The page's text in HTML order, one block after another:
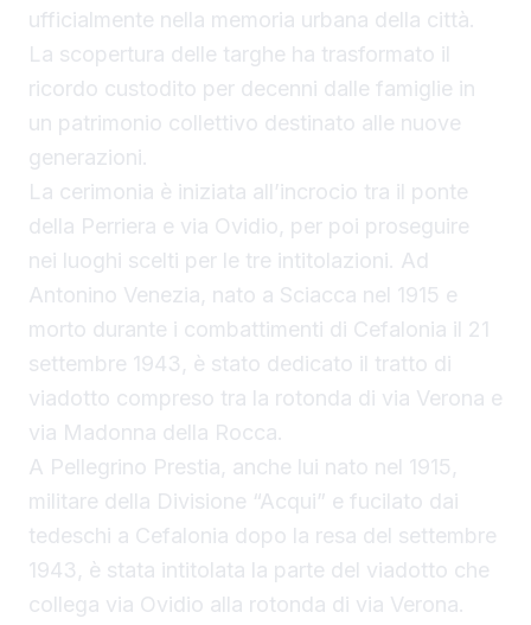
ufficialmente nella memoria urbana della città.
La scopertura delle targhe ha trasformato il
ricordo custodito per decenni dalle famiglie in
un patrimonio collettivo destinato alle nuove
generazioni.
La cerimonia è iniziata all’incrocio tra il ponte
della Perriera e via Ovidio, per poi proseguire
nei luoghi scelti per le tre intitolazioni. Ad
Antonino Venezia, nato a Sciacca nel 1915 e
morto durante i combattimenti di Cefalonia il 21
settembre 1943, è stato dedicato il tratto di
viadotto compreso tra la rotonda di via Verona e
via Madonna della Rocca.
A Pellegrino Prestia, anche lui nato nel 1915,
militare della Divisione “Acqui” e fucilato dai
tedeschi a Cefalonia dopo la resa del settembre
1943, è stata intitolata la parte del viadotto che
collega via Ovidio alla rotonda di via Verona.